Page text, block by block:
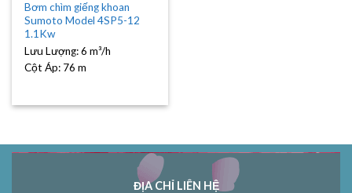
Bơm chìm giếng khoan
Sumoto Model 4SP5-12
1.1Kw
Lưu Lượng:6 m³/h
Cột Áp: 76 m
ĐỊA CHỈ LIÊN HỆ